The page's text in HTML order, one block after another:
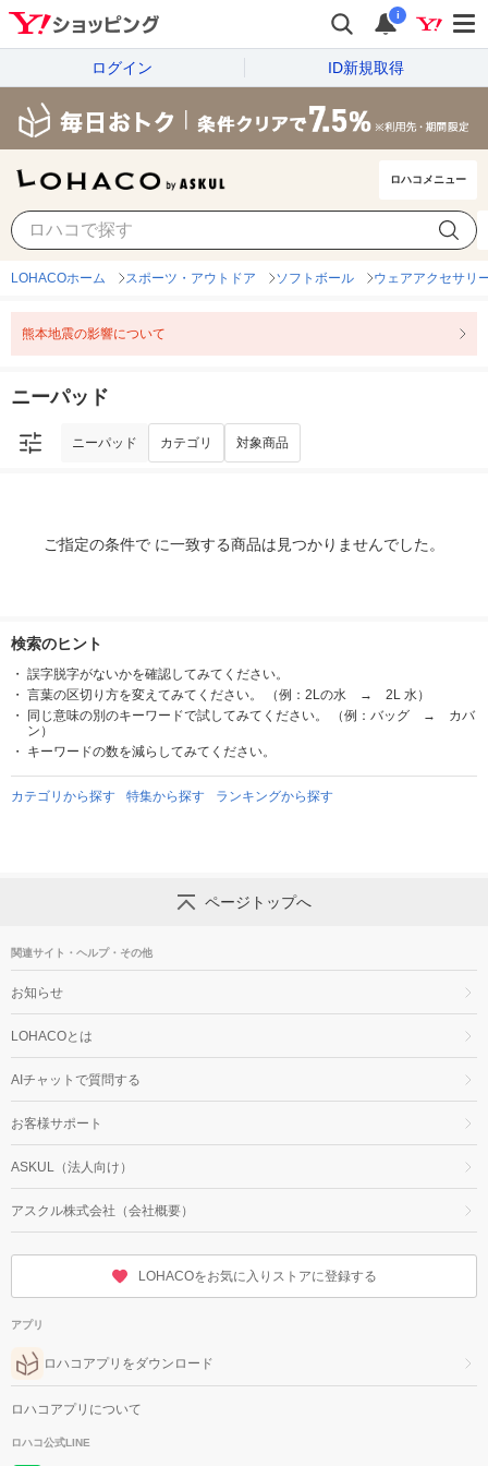
i
ログイン ID新規取得
ロハコメニュー
ニーパッド
LOHACOホーム スポーツ・アウトドア ソフトボール ウェアアクセサリ
熊本地震の影響について
ニーパッド
ニーパッド カテゴリ 対象商品
ご指定の条件で に一致する商品は見つかりませんでした。
検索のヒント
誤字脱字がないかを確認してみてください。
言葉の区切り方を変えてみてください。 （例：2Lの水 → 2L 水）
同じ意味の別のキーワードで試してみてください。 （例：バッグ → カバ
ン）
キーワードの数を減らしてみてください。
カテゴリから探す 特集から探す ランキングから探す
ページトップへ
関連サイト・ヘルプ・その他
お知らせ
LOHACOとは
AIチャットで質問する
お客様サポート
ASKUL（法人向け）
アスクル株式会社（会社概要）
LOHACOをお気に入りストアに登録する
アプリ
ロハコアプリをダウンロード
ロハコアプリについて
ロハコ公式LINE